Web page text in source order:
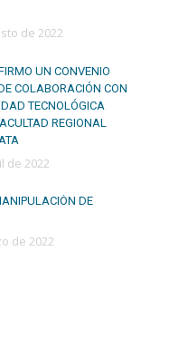
de 2022
UN CONVENIO
COLABORACIÓN CON
TECNOLÓGICA
REGIONAL
de 2022
DE
de 2022